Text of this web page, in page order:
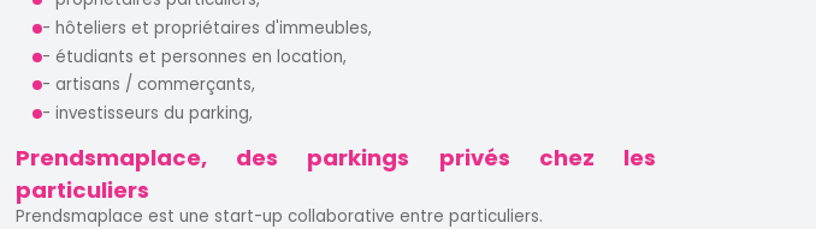
- hôteliers et propriétaires d'immeubles,
- étudiants et personnes en location,
- artisans / commerçants,
- investisseurs du parking,
Prendsmaplace, des parkings privés chez les
particuliers
Prendsmaplace est une start-up collaborative entre particuliers.